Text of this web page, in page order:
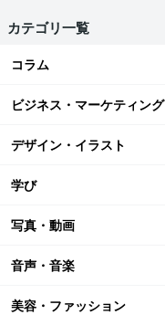
カテゴリ一覧
コラム
ビジネス・マーケティング
デザイン・イラスト
学び
写真・動画
音声・音楽
美容・ファッション